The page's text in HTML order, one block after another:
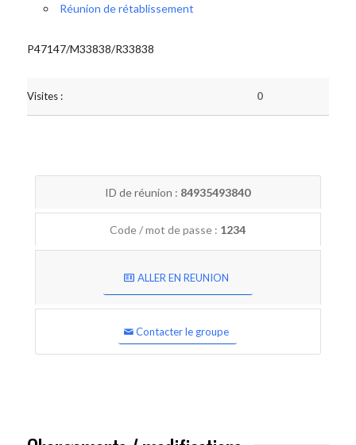
Réunion de rétablissement
P47147/M33838/R33838
Visites : 0
ID de réunion : 84935493840
Code / mot de passe : 1234
ALLER EN REUNION
Contacter le groupe